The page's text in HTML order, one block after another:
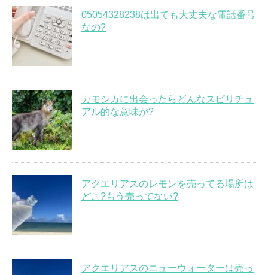
05054328238は出ても大丈夫な電話番号
なの?
カモシカに出会ったらどんなスピリチュ
アル的な意味が?
アクエリアスのレモンを売ってる場所は
どこ?もう売ってない?
アクエリアスのニューウォーターは売っ